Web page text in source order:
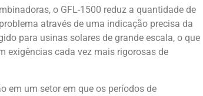
o GFL-1500 reduz a quantidade de
através de uma indicação precisa da
para usinas solares de grande escala, o que
exigências cada vez mais rigorosas de
em um setor em que os períodos de